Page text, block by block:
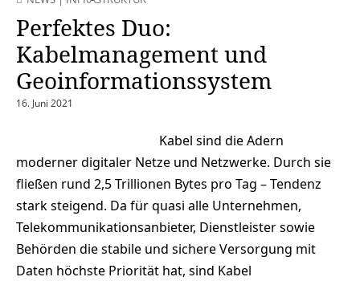
Perfektes Duo:
Kabelmanagement und
Geoinformationssystem
16. Juni 2021
Kabel sind die Adern
moderner digitaler Netze und Netzwerke. Durch sie
fließen rund 2,5 Trillionen Bytes pro Tag – Tendenz
stark steigend. Da für quasi alle Unternehmen,
Telekommunikationsanbieter, Dienstleister sowie
Behörden die stabile und sichere Versorgung mit
Daten höchste Priorität hat, sind Kabel